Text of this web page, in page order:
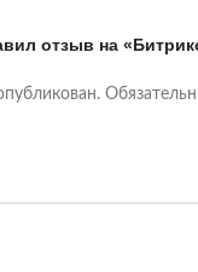
отзыв на